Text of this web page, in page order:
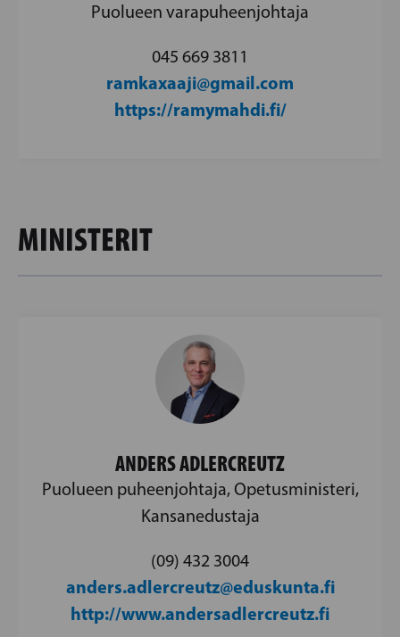
Puolueen varapuheenjohtaja
045 669 3811
ramkaxaaji@gmail.com
https://ramymahdi.fi/
MINISTERIT
ANDERS ADLERCREUTZ
Puolueen puheenjohtaja, Opetusministeri,
Kansanedustaja
(09) 432 3004
anders.adlercreutz@eduskunta.fi
http://www.andersadlercreutz.fi